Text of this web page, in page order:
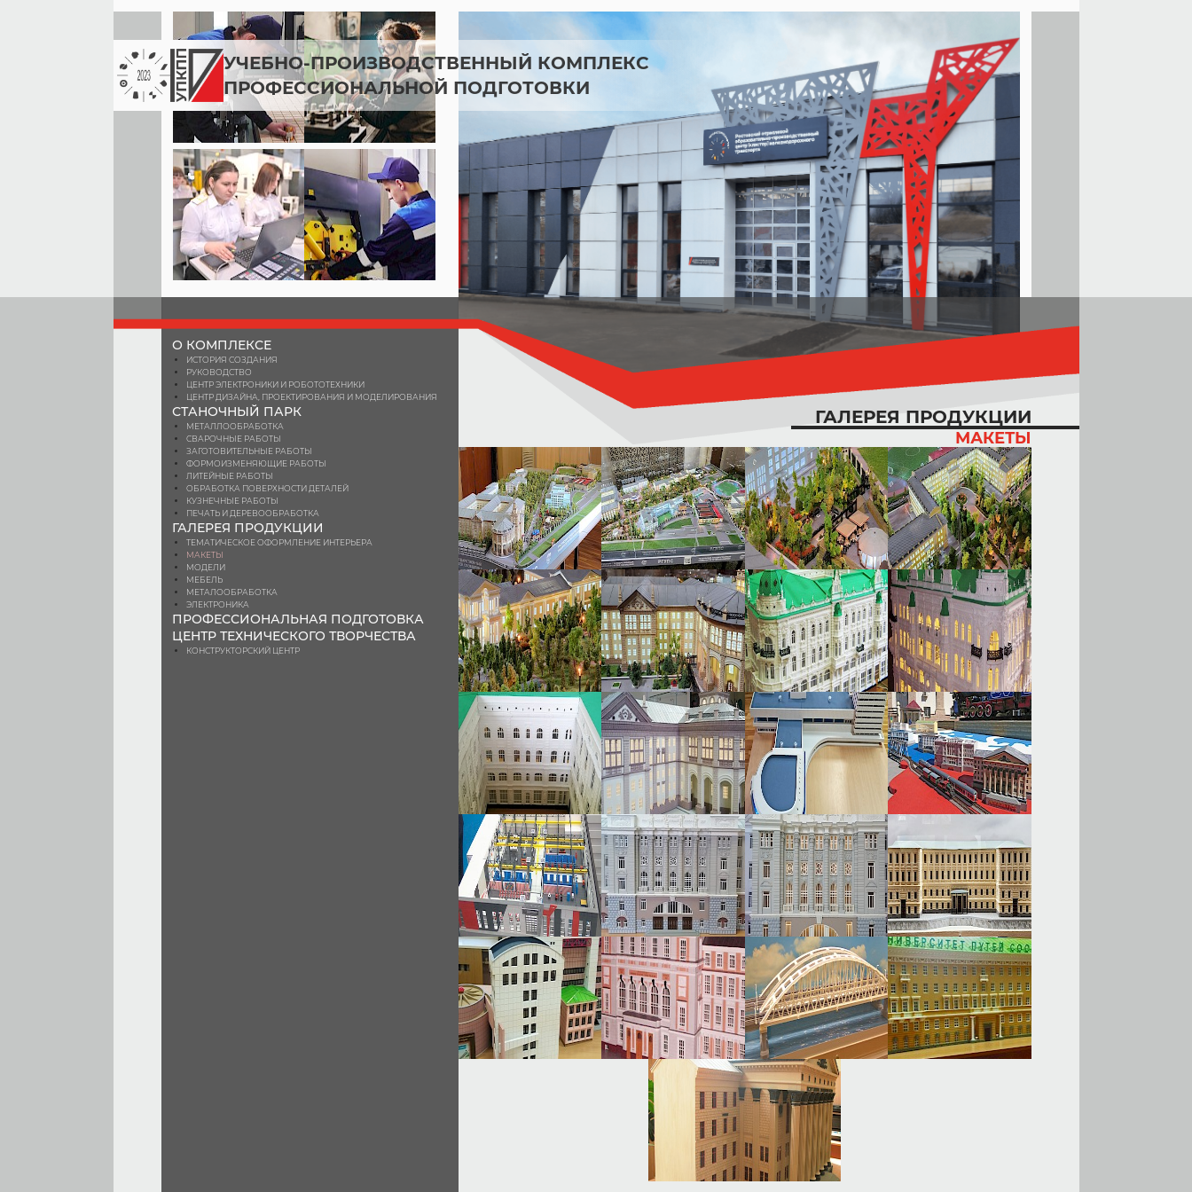
УЧЕБНО-ПРОИЗВОДСТВЕННЫЙ КОМПЛЕКС
ПРОФЕССИОНАЛЬНОЙ ПОДГОТОВКИ
О КОМПЛЕКСЕ
ИСТОРИЯ СОЗДАНИЯ
РУКОВОДСТВО
ЦЕНТР ЭЛЕКТРОНИКИ И РОБОТОТЕХНИКИ
ЦЕНТР ДИЗАЙНА, ПРОЕКТИРОВАНИЯ И МОДЕЛИРОВАНИЯ
СТАНОЧНЫЙ ПАРК
МЕТАЛЛООБРАБОТКА
СВАРОЧНЫЕ РАБОТЫ
ЗАГОТОВИТЕЛЬНЫЕ РАБОТЫ
ФОРМОИЗМЕНЯЮЩИЕ РАБОТЫ
ЛИТЕЙНЫЕ РАБОТЫ
ОБРАБОТКА ПОВЕРХНОСТИ ДЕТАЛЕЙ
КУЗНЕЧНЫЕ РАБОТЫ
ПЕЧАТЬ И ДЕРЕВООБРАБОТКА
ГАЛЕРЕЯ ПРОДУКЦИИ
ТЕМАТИЧЕСКОЕ ОФОРМЛЕНИЕ ИНТЕРЬЕРА
МАКЕТЫ
МОДЕЛИ
МЕБЕЛЬ
МЕТАЛООБРАБОТКА
ЭЛЕКТРОНИКА
ПРОФЕССИОНАЛЬНАЯ ПОДГОТОВКА
ЦЕНТР ТЕХНИЧЕСКОГО ТВОРЧЕСТВА
КОНСТРУКТОРСКИЙ ЦЕНТР
ГАЛЕРЕЯ ПРОДУКЦИИ
МАКЕТЫ